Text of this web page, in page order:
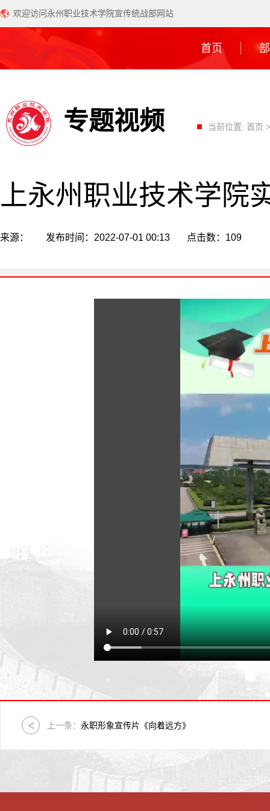
欢迎访问永州职业技术学院宣传统战部网站
首页
专题视频 当前位置: 首页
上永州职业技术学院
来源： 发布时间：2022-07-01 00:13 点击数： 109
上一条： 永职形象宣传片《向着远方》